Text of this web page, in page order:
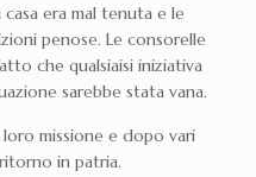
casa era mal tenuta e le
penose. Le consorelle
che qualsiaisi iniziativa
sarebbe stata vana.
loro missione e dopo vari
in patria.